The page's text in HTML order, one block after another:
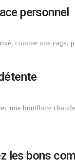
personnel
comme une cage,
une bouillotte
les bons